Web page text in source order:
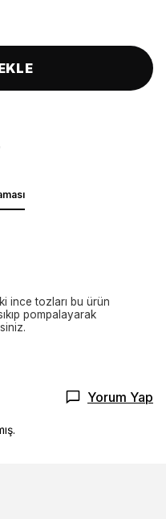
ince tozları bu ürün
pompalayarak
Yorum Yap